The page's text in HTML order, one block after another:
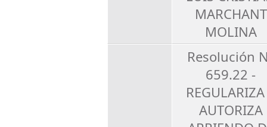
MARCHANT
MOLINA
Resolución
659.22 -
AUTORIZA